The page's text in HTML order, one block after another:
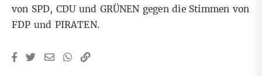
von SPD, CDU und GRÜNEN gegen die Stimmen von
FDP und PIRATEN.